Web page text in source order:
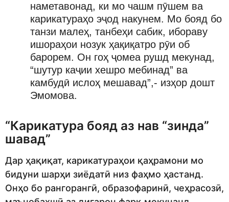
наметавонад, ки мо чашм пӯшем ва
карикатураҳо эҷод накунем. Мо бояд бо
танзи малеҳ, танбеҳи сабик, ибораву
ишораҳои нозук ҳақиқатро рӯи об
барорем. Он гоҳ ҷомеа рушд мекунад,
“шутур каҷии хешро мебинад” ва
камбудӣ ислоҳ мешавад”,- изҳор дошт
Эмомова.
“Карикатура бояд аз нав “зинда”
шавад”
Дар ҳақиқат, карикатураҳои қаҳрамони мо
бидуни шарҳи зиёдатӣ низ фаҳмо ҳастанд.
Онҳо бо рангорангӣ, образофаринӣ, чеҳрасозӣ,